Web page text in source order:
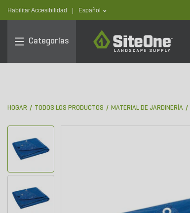
Habilitar Accesibilidad text.language
Español
Categorías
SiteOne
HOGAR TODOS LOS PRODUCTOS MATERIAL DE JARDINERÍA